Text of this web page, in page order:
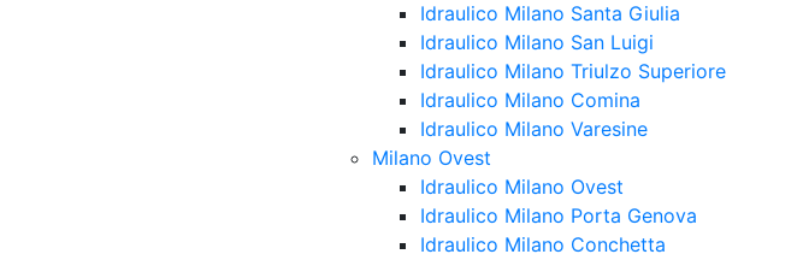
Idraulico Milano Santa Giulia
Idraulico Milano San Luigi
Idraulico Milano Triulzo Superiore
Idraulico Milano Comina
Idraulico Milano Varesine
Milano Ovest
Idraulico Milano Ovest
Idraulico Milano Porta Genova
Idraulico Milano Conchetta